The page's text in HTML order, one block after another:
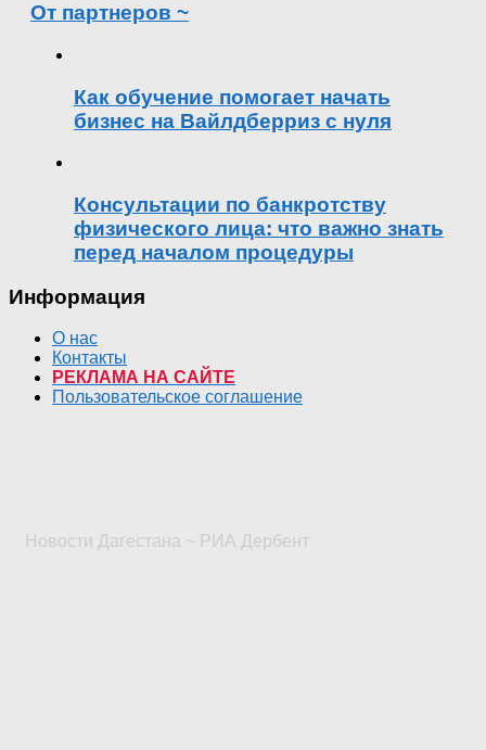
От партнеров ~
Как обучение помогает начать
бизнес на Вайлдберриз с нуля
Консультации по банкротству
физического лица: что важно знать
перед началом процедуры
Информация
О нас
Контакты
РЕКЛАМА НА САЙТЕ
Пользовательское соглашение
Новости Дагестана ~ РИА Дербент